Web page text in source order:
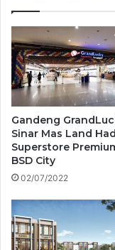
Gandeng
Sinar Mas Land
Superstore
BSD City
02/07/2022